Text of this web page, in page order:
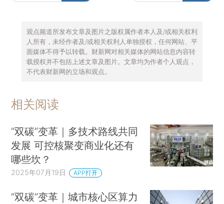
观点频道所发布文章及图片之版权属作者本人及/或相关权利
人所有，未经作者及/或相关权利人单独授权，任何网站、平
面媒体不得予以转载。财新网对相关媒体的网站信息内容转
载授权并不包括上述文章及图片。文章均为作者个人观点，
不代表财新网的立场和观点。
相关阅读
“双碳”变革｜多技术路线共同
发展 可控核聚变商业化还有
哪些坎？
2025年07月19日 APP打开
“双碳”变革｜城市核心区算力